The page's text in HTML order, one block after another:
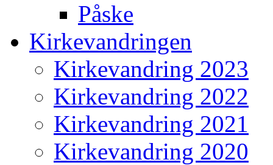
Påske
Kirkevandringen
Kirkevandring 2023
Kirkevandring 2022
Kirkevandring 2021
Kirkevandring 2020